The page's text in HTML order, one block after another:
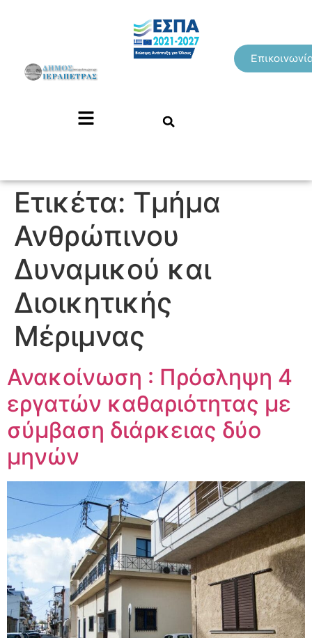
Ετικέτα: Τμήμα
Ανθρώπινου
Δυναμικού και
Διοικητικής
Μέριμνας
Ανακοίνωση : Πρόσληψη 4
εργατών καθαριότητας με
σύμβαση διάρκειας δύο
μηνών